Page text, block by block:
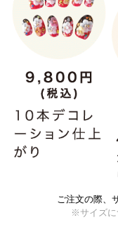
ご注文の際、
※サイズに